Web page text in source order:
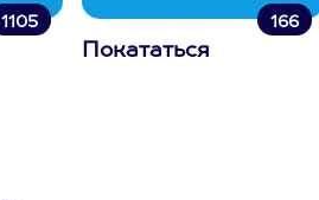
1105 166
Покататься